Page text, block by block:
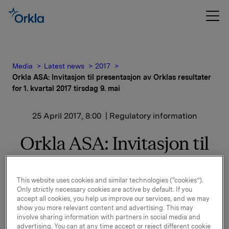
Media Latest news
2017
Orkla ASA: Invitasjon til presentasjon av Orklas resultater
for 1. kvartal 2017 tirsdag 9. mai
25 April 2017, 8:00 | Regulatory information
Orkla ASA: Invitasjon til
presentasjon av Orklas
resultater for 1. kvartal
2017 tirsdag 9. mai
This website uses cookies and similar technologies (“cookies”).
Only strictly necessary cookies are active by default. If you
accept all cookies, you help us improve our services, and we may
show you more relevant content and advertising. This may
involve sharing information with partners in social media and
advertising. You can at any time accept or reject different cookie